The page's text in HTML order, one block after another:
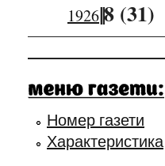
1926||8 (31)
Номер газети
Характеристика